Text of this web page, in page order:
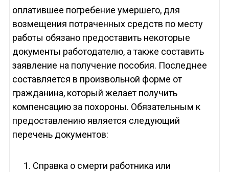
оплатившее погребение умершего, для
возмещения потраченных средств по месту
работы обязано предоставить некоторые
документы работодателю, а также составить
заявление на получение пособия. Последнее
составляется в произвольной форме от
гражданина, который желает получить
компенсацию за похороны. Обязательным к
предоставлению является следующий
перечень документов:
Справка о смерти работника или